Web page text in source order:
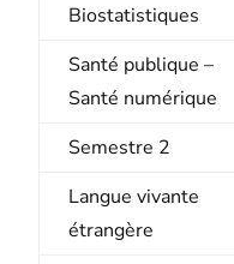
Biostatistiques
Santé publique –
Santé numérique
Semestre 2
Langue vivante
étrangère